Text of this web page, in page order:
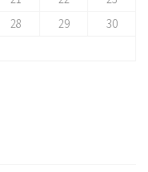
28 29
30